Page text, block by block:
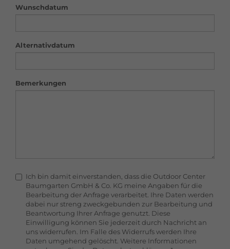
Wunschdatum
Alternativdatum
Bemerkungen
Ich bin damit einverstanden, dass die Outdoor Center
Baumgarten GmbH & Co. KG meine Angaben für die
Bearbeitung der Anfrage verarbeitet. Ihre Daten werden
dabei nur streng zweckgebunden zur Bearbeitung und
Beantwortung Ihrer Anfrage genutzt. Diese
Einwilligung können Sie jederzeit durch Nachricht an
uns widerrufen. Im Falle des Widerrufs werden Ihre
Daten umgehend gelöscht. Weitere Informationen